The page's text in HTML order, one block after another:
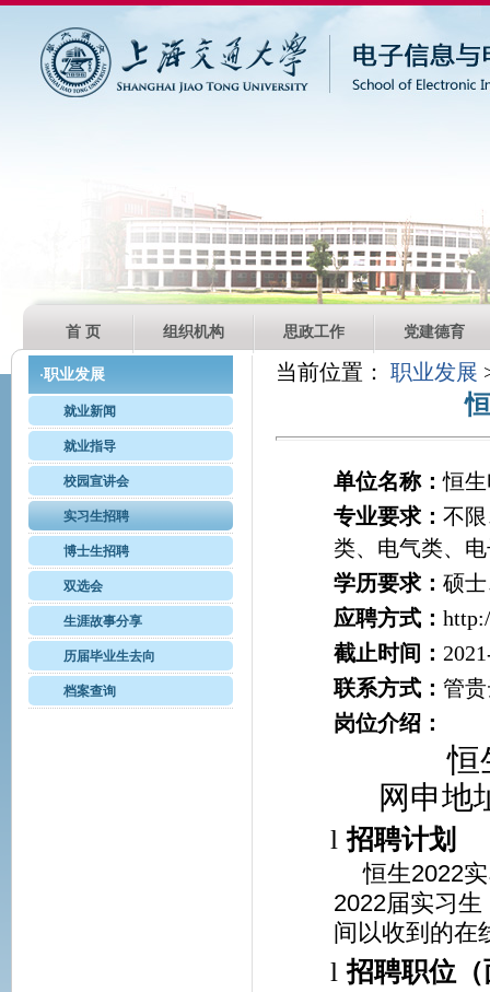
首 页 组织机构 思政工作 党建德育
·职业发展
就业新闻
就业指导
校园宣讲会
实习生招聘
博士生招聘
双选会
生涯故事分享
历届毕业生去向
档案查询
当前位置：职业发展
单位名称：恒
专业要求：不
类、电气类、
学历要求：硕
应聘方式：
截止时间：
联系方式：管贵
岗位介绍：
恒
网申地
l 招聘计划
恒生2022
2022届实习
间以收到的在
l 招聘职位